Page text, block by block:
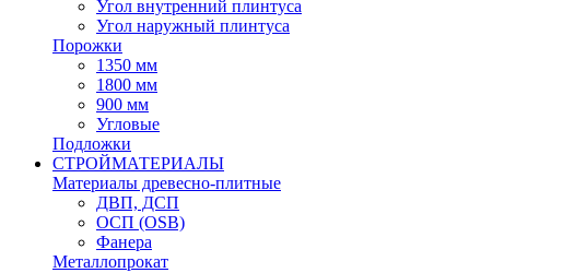
Угол внутренний плинтуса
Угол наружный плинтуса
Порожки
1350 мм
1800 мм
900 мм
Угловые
Подложки
СТРОЙМАТЕРИАЛЫ
Материалы древесно-плитные
ДВП, ДСП
ОСП (OSB)
Фанера
Металлопрокат